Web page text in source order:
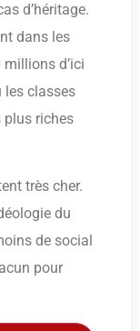
d’héritage.
dans les
d’ici
les classes
plus riches
très cher.
du
de social
pour